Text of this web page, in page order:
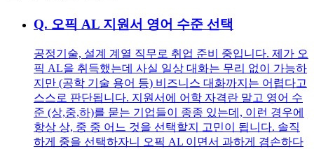
Q. 오픽 AL 지원서 영어 수준 선택
공정기술, 설계 계열 직무로 취업 준비 중입니다. 제가 오
픽 AL을 취득했는데 사실 일상 대화는 무리 없이 가능하
지만 (공학 기술 용어 등) 비즈니스 대화까지는 어렵다고
스스로 판단됩니다. 지원서에 어학 자격란 말고 영어 수
준 (상,중,하)를 묻는 기업들이 종종 있는데, 이런 경우에
항상 상, 중 중 어느 것을 선택할지 고민이 됩니다. 솔직
하게 중을 선택하자니 오픽 AL 이면서 과하게 겸손하다